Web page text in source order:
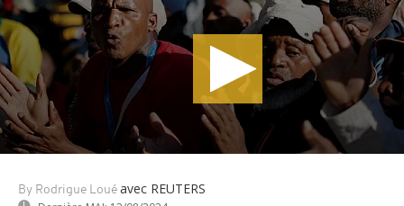
By Rodrigue Loué avec REUTERS